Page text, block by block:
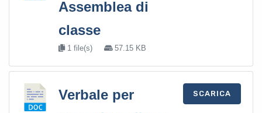
Assemblea di
classe
1 file(s) 57.15 KB
Verbale per
SCARICA